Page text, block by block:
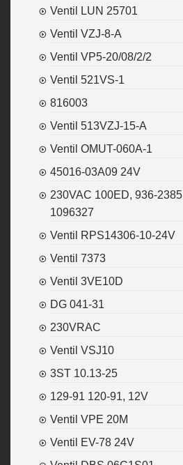
Ventil LUN 25701
Ventil VZJ-8-A
Ventil VP5-20/08/2/2
Ventil 521VS-1
816003
Ventil 513VZJ-15-A
Ventil OMUT-060A-1
45016-03A09 24V
230VAC 100ED, 936-2385
1096327
Ventil RPS14306-10-24V
Ventil 7373
Ventil 3VE10D
DG 041-31
230VRAC
Ventil VSJ10
3ST 10.13-25
129-91 120-91, 12V
Ventil VPE 20M
Ventil EV-78 24V